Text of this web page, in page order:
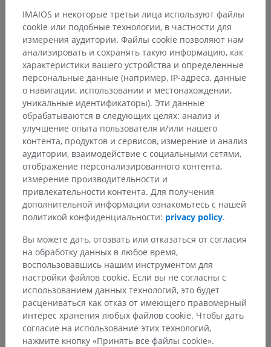
IMAIOS и некоторые третьи лица используют файлы
cookie или подобные технологии, в частности для
измерения аудитории. Файлы cookie позволяют нам
анализировать и сохранять такую информацию, как
характеристики вашего устройства и определенные
персональные данные (например, IP-адреса, данные
о навигации, использовании и местонахождении,
уникальные идентификаторы). Эти данные
обрабатываются в следующих целях: анализ и
улучшение опыта пользователя и/или нашего
контента, продуктов и сервисов, измерение и анализ
аудитории, взаимодействие с социальными сетями,
отображение персонализированного контента,
измерение производительности и
привлекательности контента. Для получения
дополнительной информации ознакомьтесь с нашей
политикой конфиденциальности: privacy policy.
Вы можете дать, отозвать или отказаться от согласия
на обработку данных в любое время,
воспользовавшись нашим инструментом для
настройки файлов cookie. Если вы не согласны с
использованием данных технологий, это будет
расцениваться как отказ от имеющего правомерный
интерес хранения любых файлов cookie. Чтобы дать
согласие на использование этих технологий,
нажмите кнопку «Принять все файлы cookie».